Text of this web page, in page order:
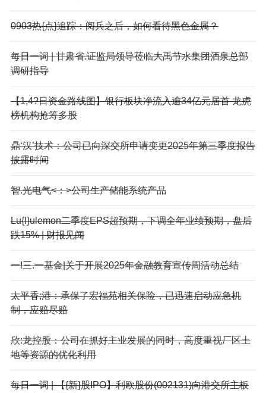
0903热{点}追踪：阅兵之后，如何看待黑色金属？
每日一词 | 甘肃省.证监局领导莅临大禹节水集团酒泉总部
调研指导
【1,4?日资金路线图】银行板块净流入逾34亿元居首 龙虎
榜机构抢筹多股
鼎‘汉’技术：公司已向深交所申请变更2025年第三季度报告
披露时间
智.光电气<：>公司生产储能系统产品
Lu{l}ulemon二季度EPS超预期，下调全年业绩预期，盘后
跌15% | 财报见闻
一!三.一基金|关于开展2025年金融教育宣传周活动总结
太平香;港：承保了宏福苑相关保险，已迅速启动应急机
制，应赔尽赔
欣:龙控股：公司在抓好主业发展的同时，高度重视厂区土
地等资源的优化利用
每日一词 | 【{新}股IPO】利欧股份(002131)向港交所主板